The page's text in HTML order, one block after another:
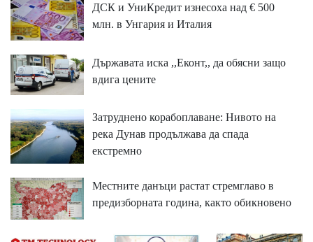
ДСК и УниКредит изнесоха над € 500
млн. в Унгария и Италия
Държавата иска ,,Еконт,, да обясни защо
вдига цените
Затруднено корабоплаване: Нивото на
река Дунав продължава да спада
екстремно
Местните данъци растат стремглаво в
предизборната година, както обикновено